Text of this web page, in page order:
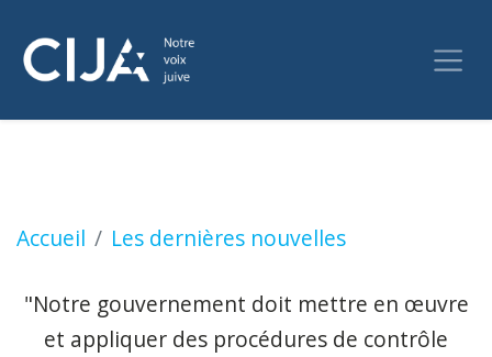
Accueil Les dernières nouvelles
Le chef des droits de l'homme
"Notre gouvernement doit mettre en œuvre
et appliquer des procédures de contrôle